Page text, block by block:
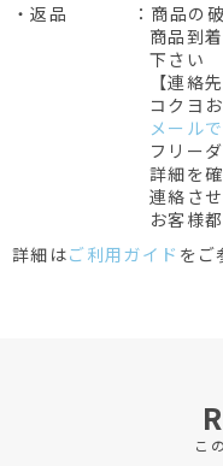
・返品
：商品の
商品到
下さい
【連絡先
コクヨ
メール
フリー
詳細を
連絡さ
お客様
詳細はご利用ガイド をご
こ